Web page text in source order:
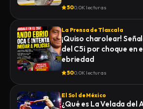
500.0K lecturas
La Prensa de Tlaxcala
¡Quiso charolear!
del C5i por choque en
ebriedad
500.0K lecturas
El Sol de México
¿Qué es La Velada del